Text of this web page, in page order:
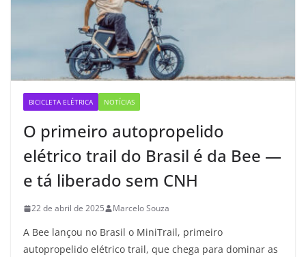
BICICLETA ELÉTRICA NOTÍCIAS
O primeiro autopropelido
elétrico trail do Brasil é da Bee —
e tá liberado sem CNH
22 de abril de 2025 Marcelo Souza
A Bee lançou no Brasil o MiniTrail, primeiro
autopropelido elétrico trail, que chega para dominar as